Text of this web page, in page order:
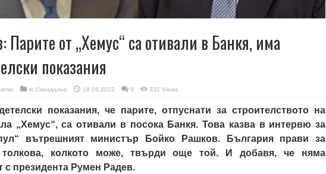
Парите от „Хемус“ са отивали в Банкя, има
показания
in Скандално 18.05.2022 0 332 Views
показания, че парите, отпуснати за строителството на
„Хемус“, са отивали в посока Банкя. Това казва в интервю за
вътрешният министър Бойко Рашков. България прави за
толкова, колкото може, твърди още той. И добавя, че няма
с президента Румен Радев.